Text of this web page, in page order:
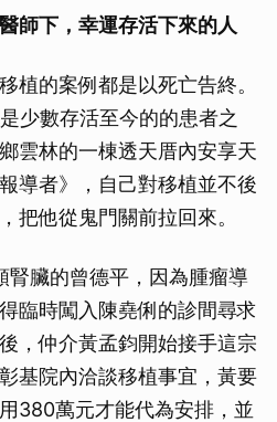
師下，幸運存活下來的人
植的案例都是以死亡告終。
少數存活至今的的患者之
雲林的一棟透天厝內安享天
導者》，自己對移植並不後
把他從鬼門關前拉回來。
腎臟的曾德平，因為腫瘤導
臨時闖入陳堯俐的診間尋求
，仲介黃孟鈞開始接手這宗
基院內洽談移植事宜，黃要
380萬元才能代為安排，並